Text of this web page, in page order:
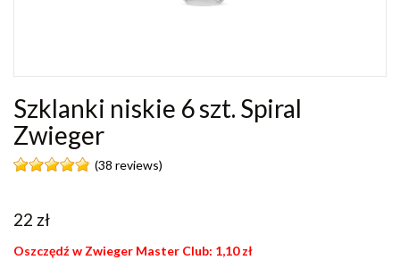
Szklanki niskie 6 szt. Spiral
Zwieger
(38 reviews)
22 zł
Oszczędź w Zwieger Master Club: 1,10 zł